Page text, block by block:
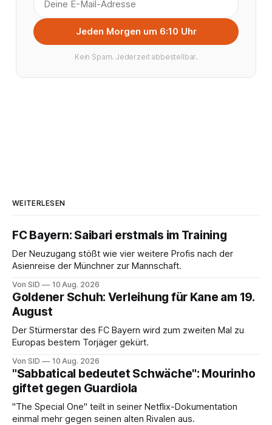
Jeden Morgen um 6:10 Uhr
Kein Spam. Jederzeit abbestellbar.
WEITERLESEN
FC Bayern: Saibari erstmals im Training
Der Neuzugang stößt wie vier weitere Profis nach der
Asienreise der Münchner zur Mannschaft.
Von SID 10 Aug. 2026
Goldener Schuh: Verleihung für Kane am 19.
August
Der Stürmerstar des FC Bayern wird zum zweiten Mal zu
Europas bestem Torjäger gekürt.
Von SID 10 Aug. 2026
"Sabbatical bedeutet Schwäche": Mourinho
giftet gegen Guardiola
"The Special One" teilt in seiner Netflix-Dokumentation
einmal mehr gegen seinen alten Rivalen aus.